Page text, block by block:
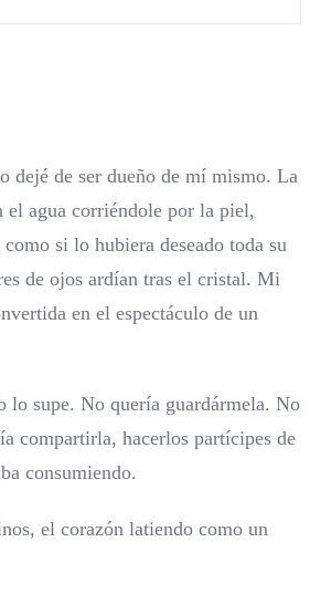
dejé de ser dueño de mí mismo. La
el agua corriéndole por la piel,
si lo hubiera deseado toda su
de ojos ardían tras el cristal. Mi
en el espectáculo de un
lo supe. No quería guardármela. No
compartirla, hacerlos partícipes de
consumiendo.
el corazón latiendo como un